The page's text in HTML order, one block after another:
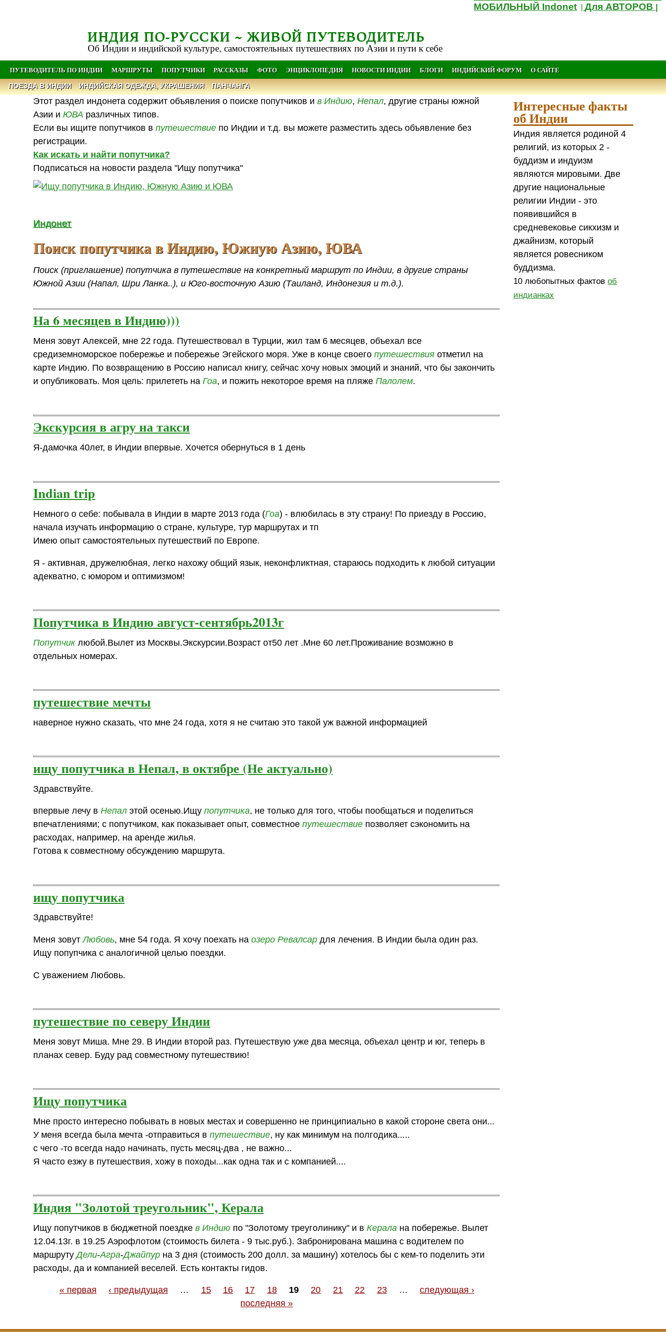
МОБИЛЬНЫЙ Indonet |Для АВТОРОВ
ИНДИЯ ПО-РУССКИ ~ ЖИВОЙ ПУТЕВОДИТЕЛЬ
Об Индии и индийской культуре, самостоятельных путешествиях по Азии и пути к себе
ПУТЕВОДИТЕЛЬ ПО ИНДИИ МАРШРУТЫ ПОПУТЧИКИ РАССКАЗЫ ФОТО ЭНЦИКЛОПЕДИЯ НОВОСТИ ИНДИИ БЛОГИ ИНДИЙСКИЙ ФОРУМ О САЙТЕ
ПОЕЗДА В ИНДИИ ИНДИЙСКАЯ ОДЕЖДА, УКРАШЕНИЯ ПАНЧАНГА
Этот раздел индонета содержит объявления о поиске попутчиков ив Индию,Непал, другие страны южной
Азии иЮВА различных типов.
Если вы ищите попутчиков впутешествие по Индии и т.д. вы можете разместить здесь объявление без
регистрации.
Как искать и найти попутчика?
Подписаться на новости раздела "Ищу попутчика"
Индонет
Поиск попутчика в Индию, Южную Азию, ЮВА
Поиск (приглашение) попутчика в путешествие на конкретный маршрут по Индии, в другие страны
Южной Азии (Напал, Шри Ланка..), и Юго-восточную Азию (Таиланд, Индонезия и т.д.).
На 6 месяцев в Индию)))
Меня зовут Алексей, мне 22 года. Путешествовал в Турции, жил там 6 месяцев, объехал все
средиземноморское побережье и побережье Эгейского моря. Уже в конце своегопутешествия отметил на
карте Индию. По возвращению в Россию написал книгу, сейчас хочу новых эмоций и знаний, что бы закончить
и опубликовать. Моя цель: прилететь наГоа, и пожить некоторое время на пляжеПалолем.
Экскурсия в агру на такси
Я-дамочка 40лет, в Индии впервые. Хочется обернуться в 1 день
Indian trip
Немного о себе: побывала в Индии в марте 2013 года (Гоа) - влюбилась в эту страну! По приезду в Россию,
начала изучать информацию о стране, культуре, тур маршрутах и тп
Имею опыт самостоятельных путешествий по Европе.
Я - активная, дружелюбная, легко нахожу общий язык, неконфликтная, стараюсь подходить к любой ситуации
адекватно, с юмором и оптимизмом!
Попутчика в Индию август-сентябрь2013г
Попутчик любой.Вылет из Москвы.Экскурсии.Возраст от50 лет .Мне 60 лет.Проживание возможно в
отдельных номерах.
путешествие мечты
наверное нужно сказать, что мне 24 года, хотя я не считаю это такой уж важной информацией
ищу попутчика в Непал, в октябре (Не актуально)
Здравствуйте.
впервые лечу вНепал этой осенью.Ищупопутчика, не только для того, чтобы пообщаться и поделиться
впечатлениями; с попутчиком, как показывает опыт, совместноепутешествие позволяет сэкономить на
расходах, например, на аренде жилья.
Готова к совместному обсуждению маршрута.
ищу попутчика
Здравствуйте!
Меня зовутЛюбовь, мне 54 года. Я хочу поехать наозеро Ревалсар для лечения. В Индии была один раз.
Ищу попупчика с аналогичной целью поездки.
С уважением Любовь.
путешествие по северу Индии
Меня зовут Миша. Мне 29. В Индии второй раз. Путешествую уже два месяца, объехал центр и юг, теперь в
планах север. Буду рад совместному путешествию!
Ищу попутчика
Мне просто интересно побывать в новых местах и совершенно не принципиально в какой стороне света они...
У меня всегда была мечта -отправиться впутешествие, ну как минимум на полгодика.....
с чего -то всегда надо начинать, пусть месяц-два , не важно...
Я часто езжу в путешествия, хожу в походы...как одна так и с компанией....
Индия "Золотой треугольник", Керала
Ищу попутчиков в бюджетной поездкев Индию по "Золотому треуголинику" и вКерала на побережье. Вылет
12.04.13г. в 19.25 Аэрофлотом (стоимость билета - 9 тыс.руб.). Забронирована машина с водителем по
маршрутуДели-Агра-Джайпур на 3 дня (стоимость 200 долл. за машину) хотелось бы с кем-то поделить эти
расходы, да и компанией веселей. Есть контакты гидов.
« первая ‹ предыдущая … 15 16 17 18 19 20 21 22 23 …
следующая ›
последняя »
Интересные факты
об Индии
Индия является родиной 4
религий, из которых 2 -
буддизм и индуизм
являются мировыми. Две
другие национальные
религии Индии - это
появившийся в
средневековье сикхизм и
джайнизм, который
является ровесником
буддизма.
10 любопытных фактовоб
индианках